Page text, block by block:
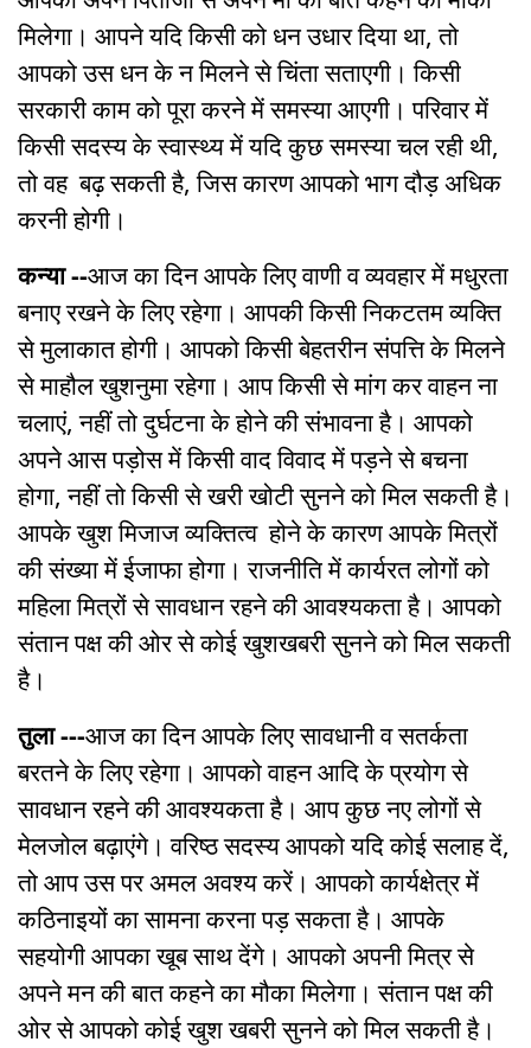
मिलेगा। आपने यदि किसी को धन उधार दिया था, तो
आपको उस धन के न मिलने से चिंता सताएगी। किसी
सरकारी काम को पूरा करने में समस्या आएगी। परिवार में
किसी सदस्य के स्वास्थ्य में यदि कुछ समस्या चल रही थी,
तो वह बढ़ सकती है, जिस कारण आपको भाग दौड़ अधिक
करनी होगी।
कन्या --आज का दिन आपके लिए वाणी व व्यवहार में मधुरता
बनाए रखने के लिए रहेगा। आपकी किसी निकटतम व्यक्ति
से मुलाकात होगी। आपको किसी बेहतरीन संपत्ति के मिलने
से माहौल खुशनुमा रहेगा। आप किसी से मांग कर वाहन ना
चलाएं, नहीं तो दुर्घटना के होने की संभावना है। आपको
अपने आस पड़ोस में किसी वाद विवाद में पड़ने से बचना
होगा, नहीं तो किसी से खरी खोटी सुनने को मिल सकती है।
आपके खुश मिजाज व्यक्तित्व होने के कारण आपके मित्रों
की संख्या में ईजाफा होगा। राजनीति में कार्यरत लोगों को
महिला मित्रों से सावधान रहने की आवश्यकता है। आपको
संतान पक्ष की ओर से कोई खुशखबरी सुनने को मिल सकती
है।
तुला ---आज का दिन आपके लिए सावधानी व सतर्कता
बरतने के लिए रहेगा। आपको वाहन आदि के प्रयोग से
सावधान रहने की आवश्यकता है। आप कुछ नए लोगों से
मेलजोल बढ़ाएंगे। वरिष्ठ सदस्य आपको यदि कोई सलाह दें,
तो आप उस पर अमल अवश्य करें। आपको कार्यक्षेत्र में
कठिनाइयों का सामना करना पड़ सकता है। आपके
सहयोगी आपका खूब साथ देंगे। आपको अपनी मित्र से
अपने मन की बात कहने का मौका मिलेगा। संतान पक्ष की
ओर से आपको कोई खुश खबरी सुनने को मिल सकती है।